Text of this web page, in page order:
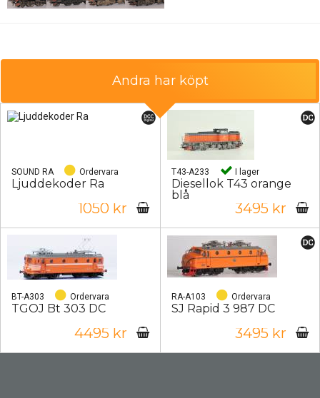
Andra har köpt
SOUND RA Ordervara
Ljuddekoder Ra
1050 kr
T43-A233 I lager
Diesellok T43 orange
blå
3495 kr
BT-A303 Ordervara
TGOJ Bt 303 DC
4495 kr
RA-A103 Ordervara
SJ Rapid 3 987 DC
3495 kr